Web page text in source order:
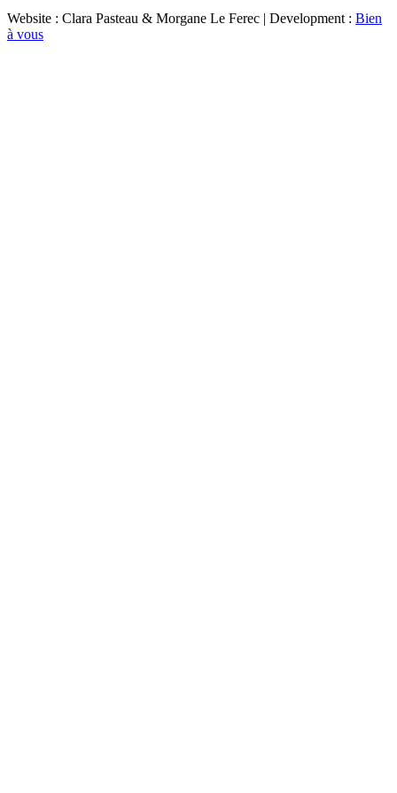
Website : Clara Pasteau & Morgane Le Ferec | Development : Bien
à vous